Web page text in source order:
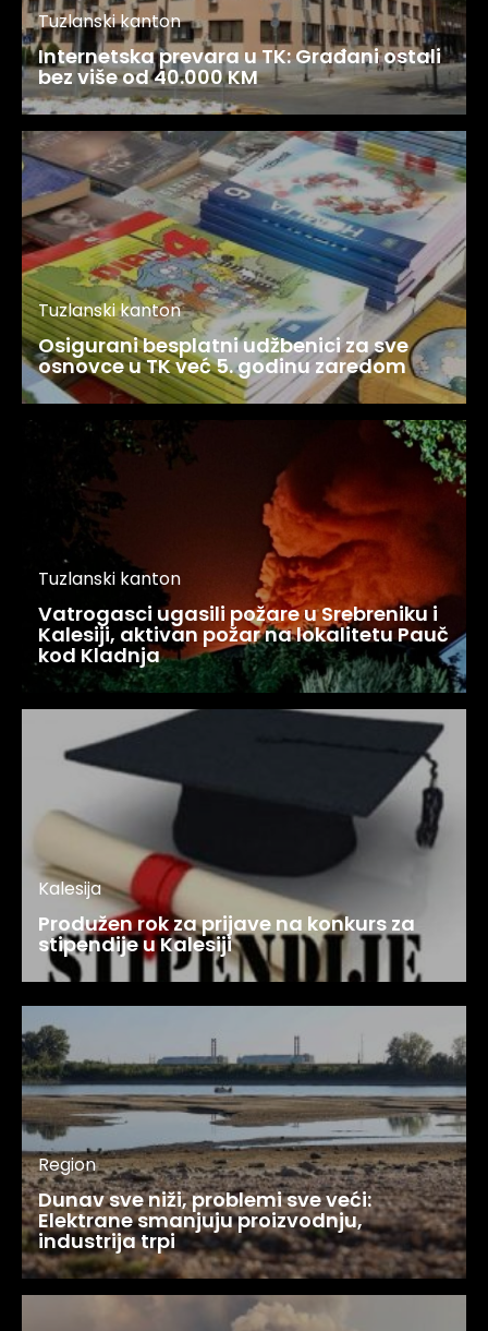
Tuzlanski kanton
Internetska prevara u TK: Građani ostali
bez više od 40.000 KM
Tuzlanski kanton
Osigurani besplatni udžbenici za sve
osnovce u TK već 5. godinu zaredom
Tuzlanski kanton
Vatrogasci ugasili požare u Srebreniku i
Kalesiji, aktivan požar na lokalitetu Pauč
kod Kladnja
Kalesija
Produžen rok za prijave na konkurs za
stipendije u Kalesiji
Region
Dunav sve niži, problemi sve veći:
Elektrane smanjuju proizvodnju,
industrija trpi